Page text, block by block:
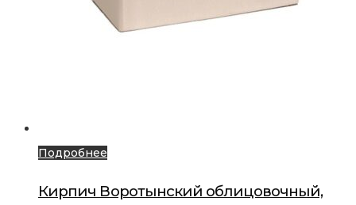
Подробнее
Кирпич Воротынский облицовочный,